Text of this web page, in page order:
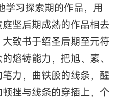
学习探索期的作品，用
坚后期成熟的作品相去
致书于绍圣后期至元符
熔铸能力，把旭、素、
力，曲铁般的线条，醒
挫与线条的穿插上，个